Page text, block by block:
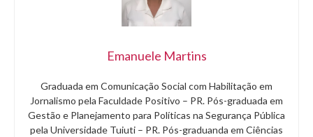
Emanuele Martins
Graduada em Comunicação Social com Habilitação em
Jornalismo pela Faculdade Positivo – PR. Pós-graduada em
Gestão e Planejamento para Políticas na Segurança Pública
pela Universidade Tuiuti – PR. Pós-graduanda em Ciências